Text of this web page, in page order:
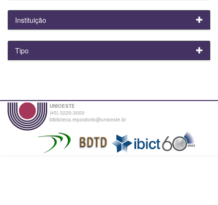
Instituição
Tipo
UNIOESTE
(45) 3220-3000
biblioteca.repositorio@unioeste.br